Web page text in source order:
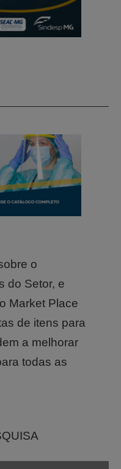
o
do Setor, e
Market Place
de itens para
a melhorar
todas as